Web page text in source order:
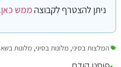
ניתן להצטרף לקבוצהממש כאן.
המלצות בסיני, מלונות בסיני, מלונות